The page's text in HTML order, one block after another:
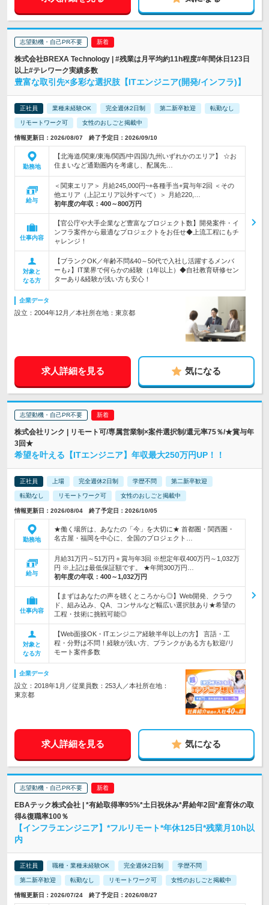
志望動機・自己PR不要
株式会社BREXA Technology | #残業は月平均約11h程度#年間休日123日
以上#テレワーク実績多数
豊富な取引先×多彩な選択肢【ITエンジニア(開発/インフラ)】
正社員 業種未経験OK 完全週休2日制 第二新卒歓迎 転勤なし
リモートワーク可 女性のおしごと掲載中
情報更新日：2026/08/07 終了予定日：2026/09/10
勤務地
【北海道/関東/東海/関西/中四国/九州いずれかのエリア】 ☆お
住まいなど通勤圏内を考慮し、配属先…
給与
＜関東エリア＞ 月給245,000円~+各種手当+賞与年2回 ＜その
他エリア（上記エリア以外すべて）＞ 月給220,…
初年度の年収： 400～800万円
仕事内容
【官公庁や大手企業など豊富なプロジェクト数】開発案件・イ
ンフラ案件から最適なプロジェクトをお任せ◆上流工程にもチ
ャレンジ！
対象と
なる方
【ブランクOK／年齢不問&40～50代で入社し活躍するメンバ
ーも♪】IT業界で何らかの経験（1年以上）◆自社教育研修セン
ターあり&経験が浅い方も安心！
企業データ
設立：2004年12月／本社所在地：東京都
求人詳細を見る 気になる
志望動機・自己PR不要
株式会社リンク | リモート可/専属営業制×案件選択制/還元率75％/★賞与年
3回★
希望を叶える【ITエンジニア】年収最大250万円UP！！
正社員 上場 完全週休2日制 学歴不問 第二新卒歓迎
転勤なし リモートワーク可 女性のおしごと掲載中
情報更新日：2026/08/04 終了予定日：2026/10/05
勤務地
★働く場所は、あなたの「今」を大切に★ 首都圏・関西圏・
名古屋・福岡を中心に、全国のプロジェクト…
給与
月給31万円～51万円＋賞与年3回 ※想定年収400万円～1,032万
円 ※上記は最低保証額です。 ★年間300万円…
初年度の年収： 400～1,032万円
仕事内容
【まずはあなたの声を聴くところから◎】Web開発、クラウ
ド、組み込み、QA、コンサルなど幅広い選択肢あり★希望の
工程・技術に挑戦可能◎
対象と
なる方
【Web面接OK・ITエンジニア経験半年以上の方】 言語・工
程・分野は不問！経験が浅い方、ブランクがある方も歓迎/リ
モート案件多数
企業データ
設立：2018年1月／従業員数：253人／本社所在地：
東京都
求人詳細を見る 気になる
志望動機・自己PR不要
EBAテック株式会社 | *有給取得率95%*土日祝休み*昇給年2回*産育休の取
得&復職率100％
【インフラエンジニア】*フルリモート*年休125日*残業月10h以
内
正社員 職種・業種未経験OK 完全週休2日制 学歴不問
第二新卒歓迎 転勤なし リモートワーク可 女性のおしごと掲載中
情報更新日：2026/07/24 終了予定日：2026/08/27